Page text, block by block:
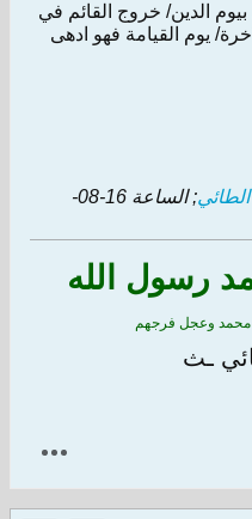
الدين/ خروج القائم في
يوم القيامة فهو ادهى
; الساعة
16-08-
رسول الله
محمد وعجل فرجهم
ـث